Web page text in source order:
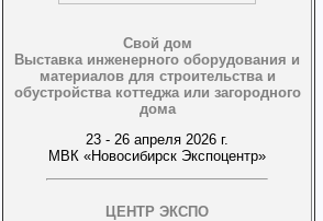
Свой дом
Выставка инженерного оборудования и
материалов для строительства и
обустройства коттеджа или загородного
дома
23 - 26 апреля 2026 г.
МВК «Новосибирск Экспоцентр»
ЦЕНТР ЭКСПО